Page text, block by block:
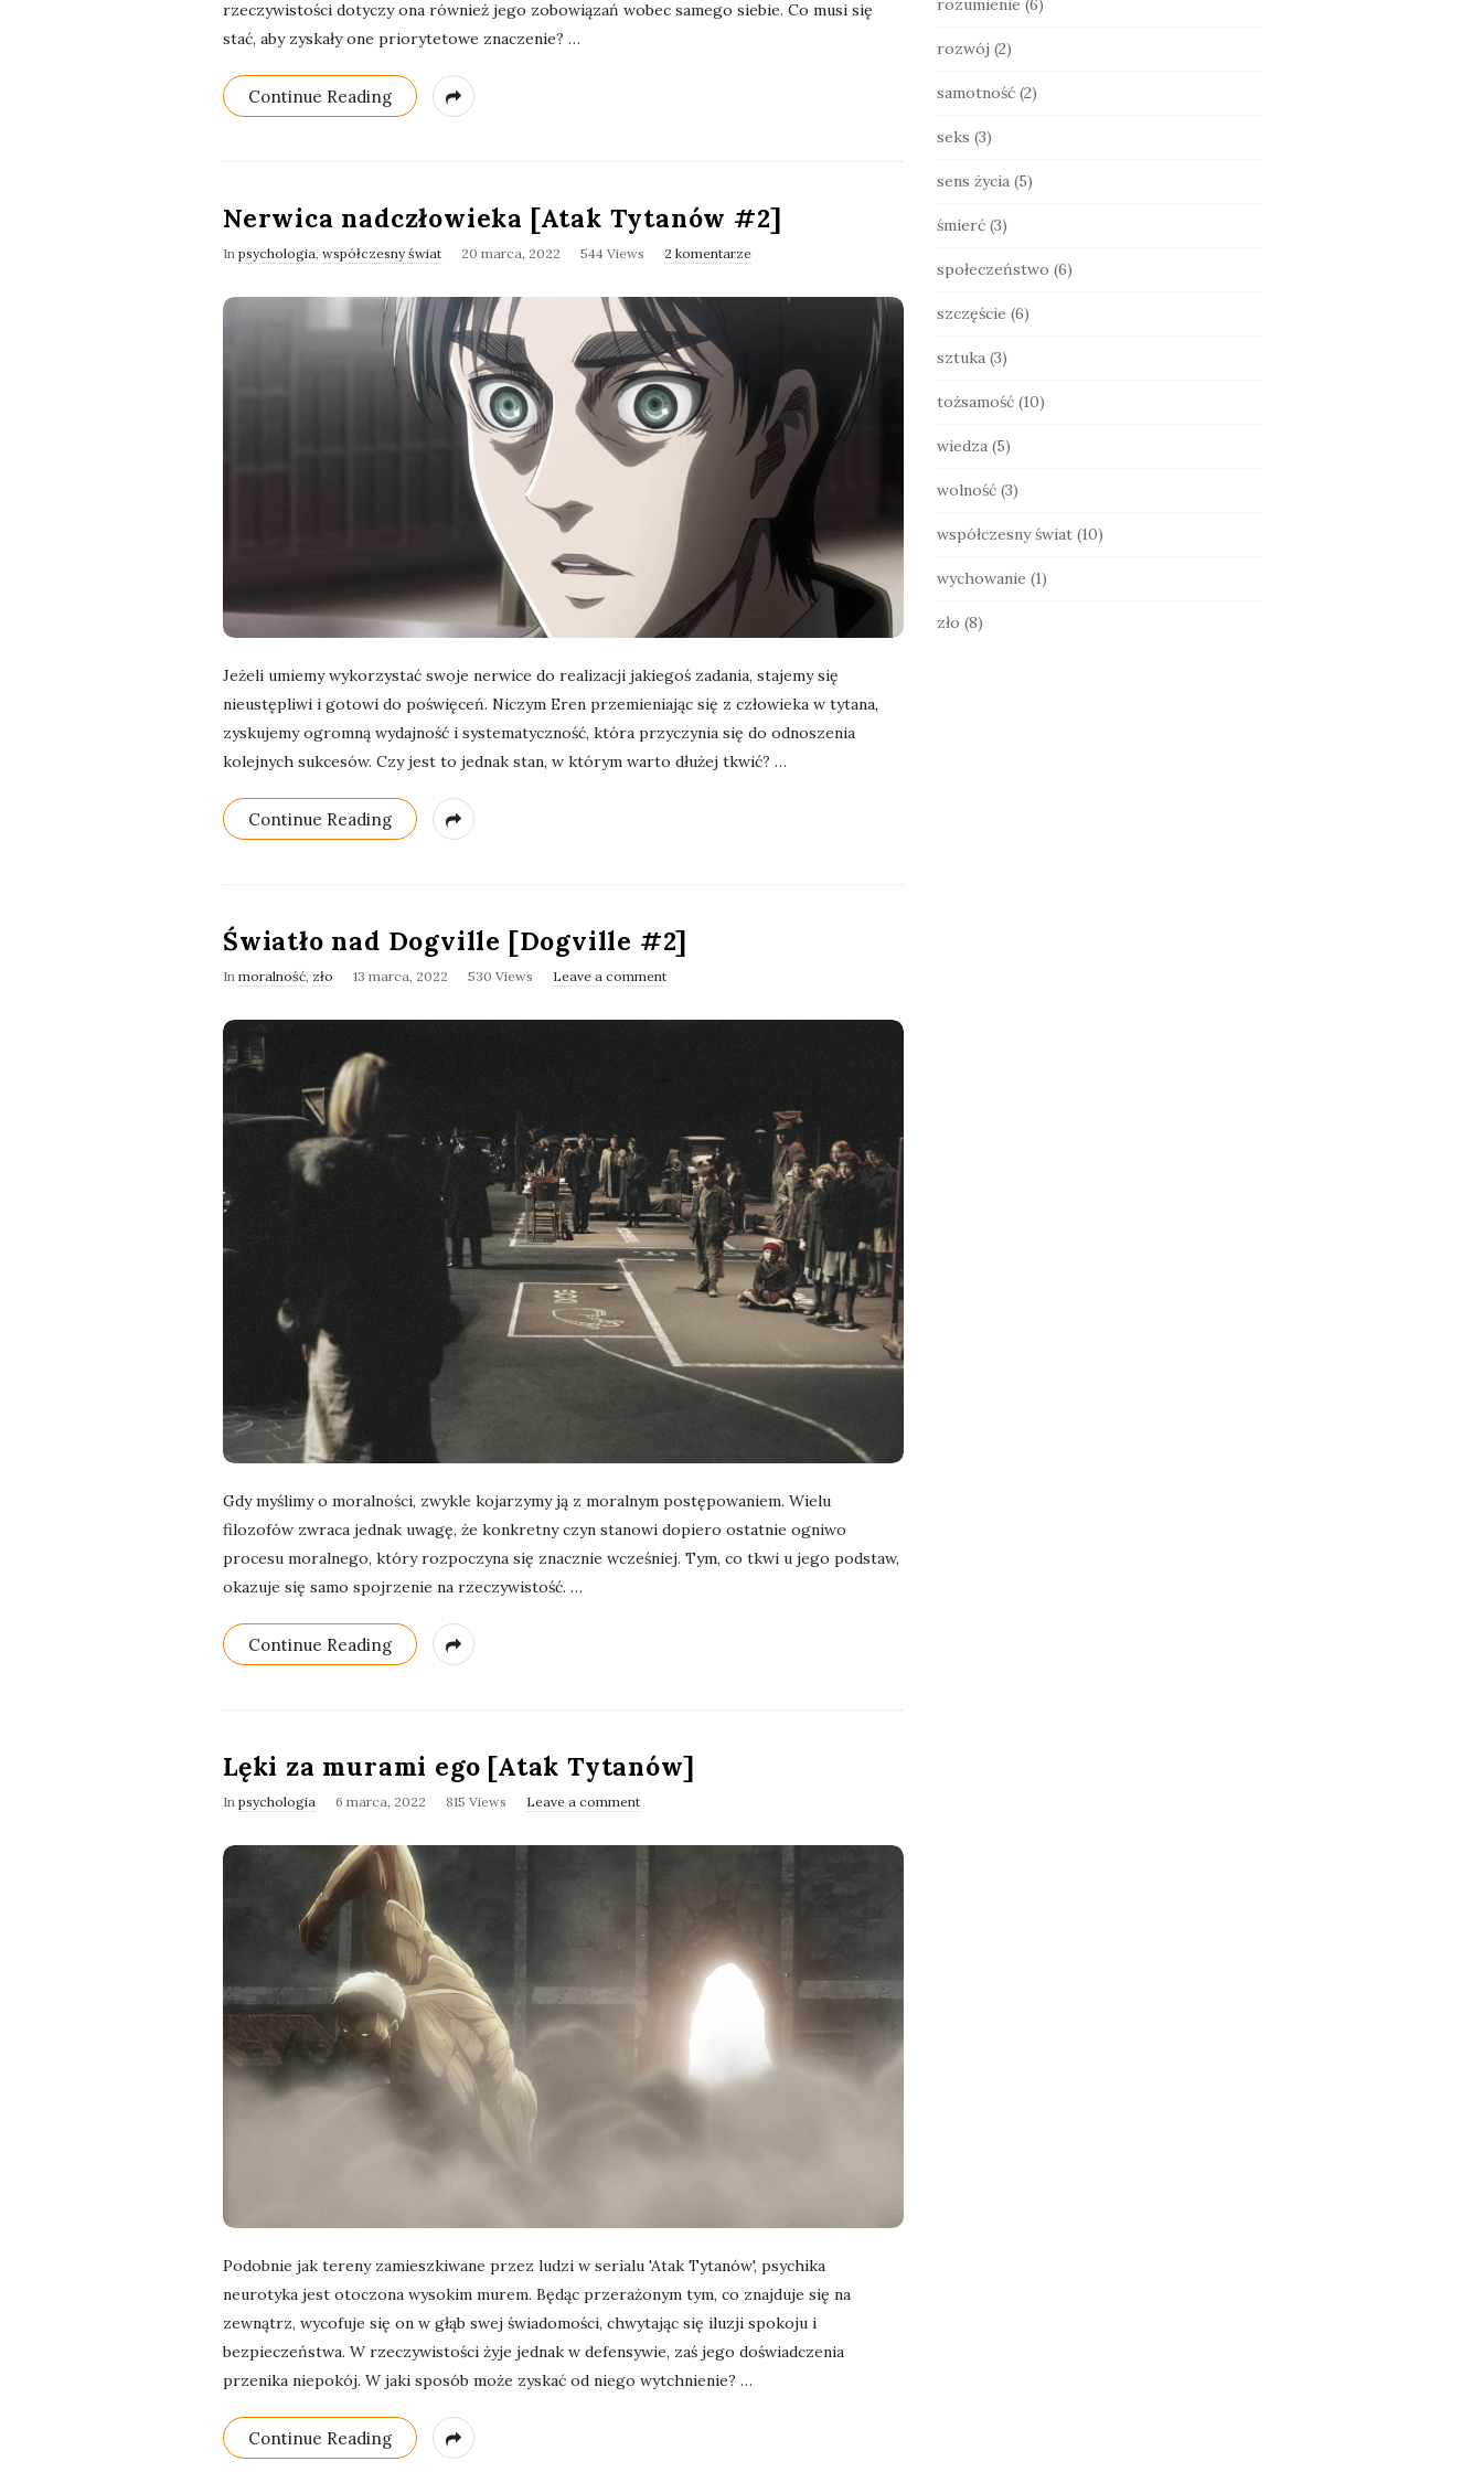
rzeczywistości dotyczy ona również jego zobowiązań wobec samego siebie. Co musi się
stać, aby zyskały one priorytetowe znaczenie? …
Continue Reading
Nerwica nadczłowieka [Atak Tytanów #2]
In psychologia, współczesny świat 20 marca, 2022 544 Views 2 komentarze
Jeżeli umiemy wykorzystać swoje nerwice do realizacji jakiegoś zadania, stajemy się
nieustępliwi i gotowi do poświęceń. Niczym Eren przemieniając się z człowieka w tytana,
zyskujemy ogromną wydajność i systematyczność, która przyczynia się do odnoszenia
kolejnych sukcesów. Czy jest to jednak stan, w którym warto dłużej tkwić? …
Continue Reading
Światło nad Dogville [Dogville #2]
In moralność zło 13 marca, 2022 530 Views Leave a comment
Gdy myślimy o moralności, zwykle kojarzymy ją z moralnym postępowaniem. Wielu
filozofów zwraca jednak uwagę, że konkretny czyn stanowi dopiero ostatnie ogniwo
procesu moralnego, który rozpoczyna się znacznie wcześniej. Tym, co tkwi u jego podstaw,
okazuje się samo spojrzenie na rzeczywistość. …
Continue Reading
Lęki za murami ego [Atak Tytanów]
In psychologia 6 marca, 2022 815 Views Leave a comment
Podobnie jak tereny zamieszkiwane przez ludzi w serialu 'Atak Tytanów', psychika
neurotyka jest otoczona wysokim murem. Będąc przerażonym tym, co znajduje się na
zewnątrz, wycofuje się on w głąb swej świadomości, chwytając się iluzji spokoju i
bezpieczeństwa. W rzeczywistości żyje jednak w defensywie, zaś jego doświadczenia
przenika niepokój. W jaki sposób może zyskać od niego wytchnienie? …
Continue Reading
rozumienie (6)
rozwój (2)
samotność(2)
seks (3)
sens życia(5)
śmierć(3)
społeczeństwo (6)
szczęście (6)
sztuka(3)
tożsamość(10)
wiedza(5)
wolność(3)
współczesny świat(10)
wychowanie (1)
zło (8)